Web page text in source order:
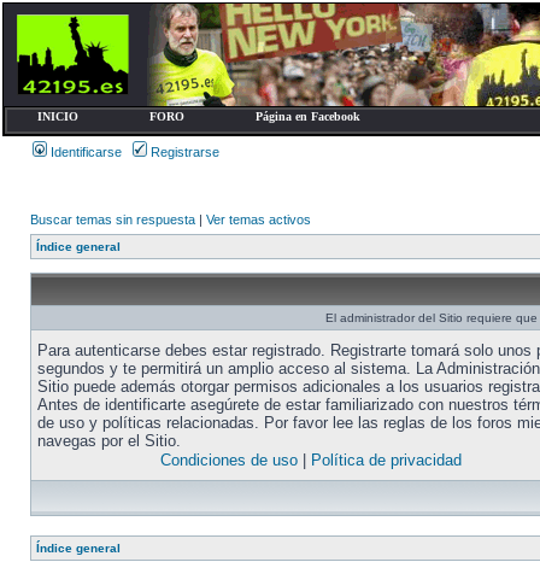
INICIO FORO Página en Facebook
Identificarse Registrarse
Buscar temas sin respuesta | Ver temas activos
Índice general
El administrador del Sitio requiere
Para autenticarse debes estar registrado. Registrarte tomará solo unos
segundos y te permitirá un amplio acceso al sistema. La
Sitio puede además otorgar permisos adicionales a los usuarios
Antes de identificarte asegúrete de estar familiarizado con nuestros
de uso y políticas relacionadas. Por favor lee las reglas de los foros
navegas por el Sitio.
Condiciones de uso| Política de privacidad
Índice general